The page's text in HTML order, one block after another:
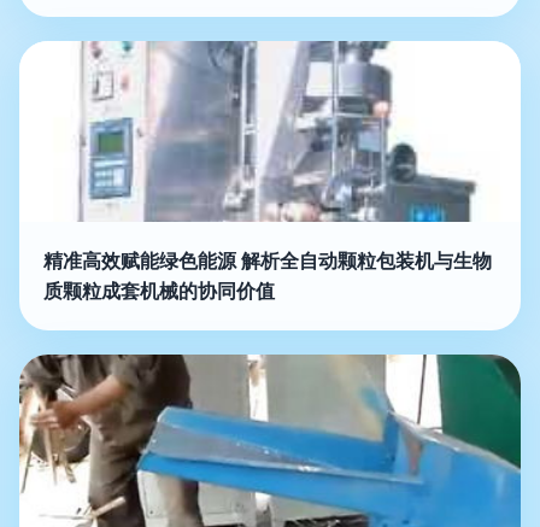
精准高效赋能绿色能源 解析全自动颗粒包装机与生物
质颗粒成套机械的协同价值